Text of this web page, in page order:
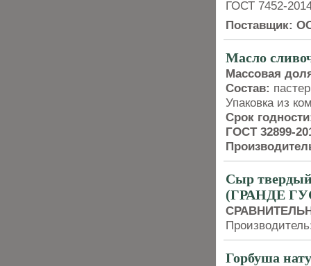
ГОСТ 7452-
Поставщик:
Масло
Массовая
Состав:
Упаковка из
Срок
ГОСТ 32899-
Сыр
(ГРАНДЕ
Горбуша